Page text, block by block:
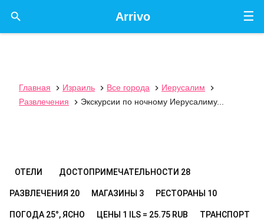
☰
Arrivo

Главная  Израиль  Все города  Иерусалим

Развлечения
 Экскурсии по ночному Иерусалиму...
ОТЕЛИ ДОСТОПРИМЕЧАТЕЛЬНОСТИ 28
РАЗВЛЕЧЕНИЯ 20 МАГАЗИНЫ 3 РЕСТОРАНЫ 10
ПОГОДА 25°, ЯСНО ЦЕНЫ 1 ILS = 25.75 RUB ТРАНСПОРТ